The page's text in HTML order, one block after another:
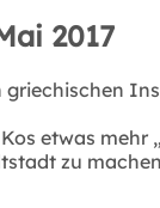
2017
griechischen
etwas
zu